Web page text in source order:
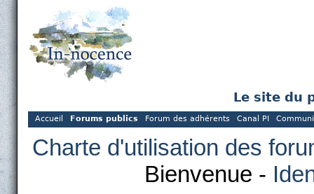
Le site du
Accueil Forums publics Forum des adhérents Canal PI
Charte d'utilisation des
Bienvenue -